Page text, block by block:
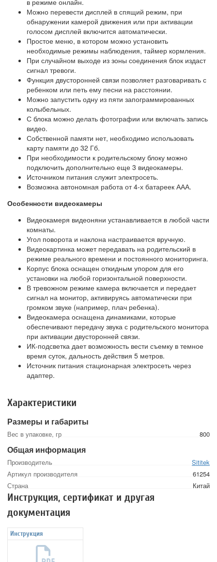
Можно перевести дисплей в спящий режим, при
обнаружении камерой движения или при активации
голосом дисплей включится автоматически.
Простое меню, в котором можно установить
необходимые режимы наблюдения, таймер кормления.
При случайном выходе из зоны соединения блок издаст
сигнал тревоги.
Функция двусторонней связи позволяет разговаривать с
ребенком или петь ему песни на расстоянии.
Можно запустить одну из пяти запограммированных
колыбельных.
С блока можно делать фотографии или включать запись
видео.
Собственной памяти нет, необходимо использовать
карту памяти до 32 Гб.
При необходимости к родительскому блоку можно
подключить дополнительно еще 3 видеокамеры.
Источником питания служит электросеть.
Возможна автономная работа от 4-х батареек ААА.
Особенности видеокамеры
Видеокамеря видеоняни устанавливается в любой части
комнаты.
Угол поворота и наклона настраивается вручную.
Видеокартинка может передавать на родительский в
режиме реального времени и постоянного мониторинга.
Корпус блока оснащен откидным упором для его
установки на любой горизонтальной поверхности.
В тревожном режиме камера включается и передает
сигнал на монитор, активируясь автоматически при
громком звуке (например, плач ребенка).
Видеокамера оснащена динамиками, которые
обеспечивают передачу звука с родительского монитора
при активации двусторонней связи.
ИК-подсветка дает возможность вести съемку в темное
время суток, дальность действия 5 метров.
Источник питания стационарная электросеть через
адаптер.
Характеристики
Размеры и габариты
Вес в упаковке, гр 800
Общая информация
Производитель
Sititek
Артикул производителя
61254
Страна
Китай
Инструкция, сертификат и другая
документация
Инструкция